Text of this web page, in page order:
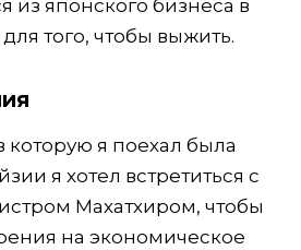
из японского бизнеса в
того, чтобы выжить.
которую я поехал была
я хотел встретиться с
Махатхиром, чтобы
на экономическое